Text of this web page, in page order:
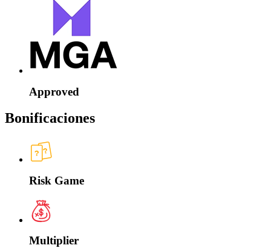
Approved
Bonificaciones
Risk Game
Multiplier